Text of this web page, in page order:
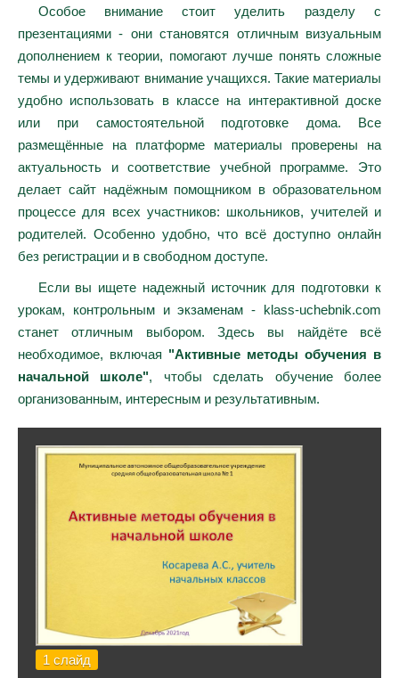
Особое внимание стоит уделить разделу с
презентациями - они становятся отличным визуальным
дополнением к теории, помогают лучше понять сложные
темы и удерживают внимание учащихся. Такие материалы
удобно использовать в классе на интерактивной доске
или при самостоятельной подготовке дома. Все
размещённые на платформе материалы проверены на
актуальность и соответствие учебной программе. Это
делает сайт надёжным помощником в образовательном
процессе для всех участников: школьников, учителей и
родителей. Особенно удобно, что всё доступно онлайн
без регистрации и в свободном доступе.
Если вы ищете надежный источник для подготовки к
урокам, контрольным и экзаменам - klass-uchebnik.com
станет отличным выбором. Здесь вы найдёте всё
необходимое, включая "Активные методы обучения в
начальной школе", чтобы сделать обучение более
организованным, интересным и результативным.
1 слайд